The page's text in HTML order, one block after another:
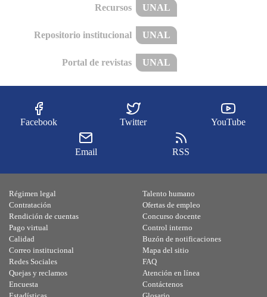
Recursos UNAL
Repositorio institucional UNAL
Portal de revistas UNAL
Facebook Twitter YouTube
Email RSS
Régimen legal
Contratación
Rendición de cuentas
Pago virtual
Calidad
Talento humano
Ofertas de empleo
Concurso docente
Control interno
Buzón de notificaciones
Correo institucional
Redes Sociales
Quejas y reclamos
Encuesta
Mapa del sitio
FAQ
Atención en línea
Contáctenos